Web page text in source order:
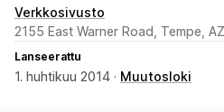
Verkkosivusto
2155 East Warner Road, Tempe,
Lanseerattu
1. huhtikuu 2014 · Muutosloki